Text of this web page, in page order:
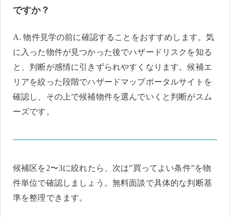
ですか？
A. 物件見学の前に確認することをおすすめします。気
に入った物件が見つかった後でハザードリスクを知る
と、判断が感情に引きずられやすくなります。候補エ
リアを絞った段階でハザードマップポータルサイトを
確認し、その上で候補物件を選んでいくと判断がスム
ーズです。
候補区を2〜3に絞れたら、次は”買ってよい条件”を物
件単位で確認しましょう。無料面談で具体的な判断基
準を整理できます。